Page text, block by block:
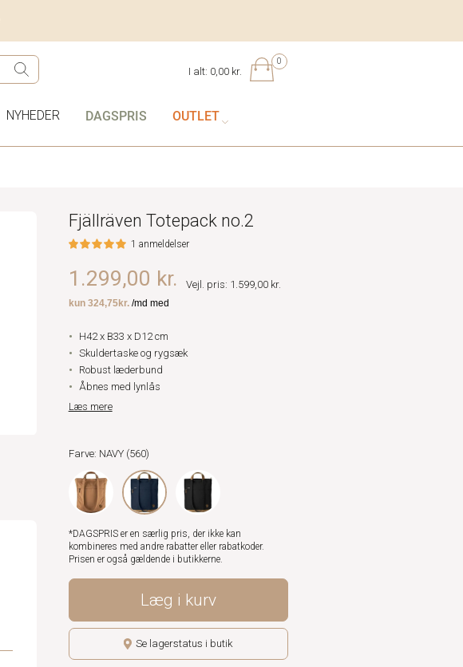
0
I alt: 0,00 kr.
NYHEDER DAGSPRIS OUTLET
Fjällräven Totepack no.2
1 anmeldelser
1.299,00 kr. Vejl. pris: 1.599,00 kr.
H42 x B33 x D12 cm
Skuldertaske og rygsæk
Robust læderbund
Åbnes med lynlås
Læs mere
Farve: NAVY (560)
*DAGSPRIS er en særlig pris, der ikke kan
kombineres med andre rabatter eller rabatkoder.
Prisen er også gældende i butikkerne.
Læg i kurv
Se lagerstatus i butik